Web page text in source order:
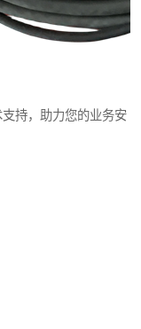
持，助力您的业务安